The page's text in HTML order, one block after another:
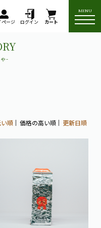
ページ ログイン カート
MENU
-
順 価格の高い順 更新日順